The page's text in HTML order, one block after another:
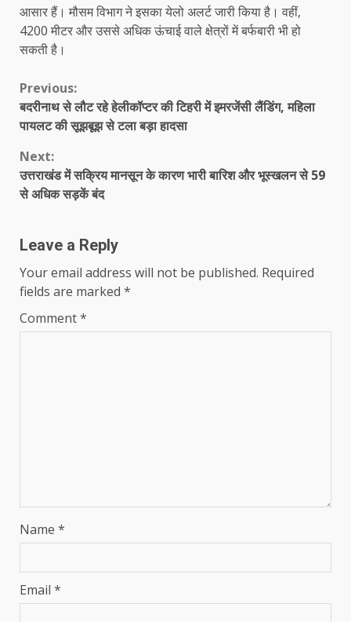
आसार हैं। मौसम विभाग ने इसका येलो अलर्ट जारी किया है। वहीं,
4200 मीटर और उससे अधिक ऊंचाई वाले क्षेत्रों में बर्फबारी भी हो
सकती है।
Continue
Reading
Previous:
बदरीनाथ से लौट रहे हेलीकॉप्टर की टिहरी में इमरजेंसी लैंडिंग, महिला
पायलट की सूझबूझ से टला बड़ा हादसा
Next:
उत्तराखंड में सक्रिय मानसून के कारण भारी बारिश और भूस्खलन से 59
से अधिक सड़कें बंद
Leave a Reply
Your email address will not be published. Required
fields are marked *
Comment*
Name *
Email *